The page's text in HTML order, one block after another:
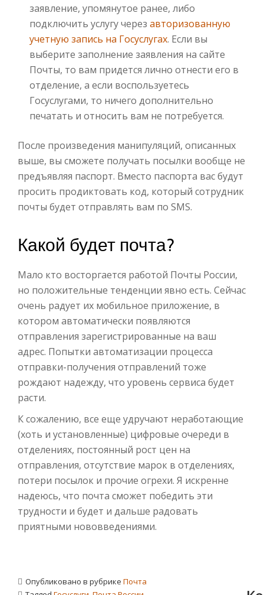
заявление, упомянутое ранее, либо
подключить услугу через авторизованную
учетную запись на Госуслугах. Если вы
выберите заполнение заявления на сайте
Почты, то вам придется лично отнести его в
отделение, а если воспользуетесь
Госуслугами, то ничего дополнительно
печатать и относить вам не потребуется.
После произведения манипуляций, описанных
выше, вы сможете получать посылки вообще не
предъявляя паспорт. Вместо паспорта вас будут
просить продиктовать код, который сотрудник
почты будет отправлять вам по SMS.
Какой будет почта?
Мало кто восторгается работой Почты России,
но положительные тенденции явно есть. Сейчас
очень радует их мобильное приложение, в
котором автоматически появляются
отправления зарегистрированные на ваш
адрес. Попытки автоматизации процесса
отправки-получения отправлений тоже
рождают надежду, что уровень сервиса будет
расти.
К сожалению, все еще удручают неработающие
(хоть и установленные) цифровые очереди в
отделениях, постоянный рост цен на
отправления, отсутствие марок в отделениях,
потери посылок и прочие огрехи. Я искренне
надеюсь, что почта сможет победить эти
трудности и будет и дальше радовать
приятными нововведениями.
Опубликовано в рубрике Почта